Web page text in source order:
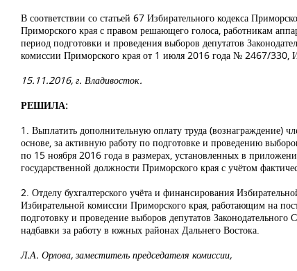
В соответствии со статьей 67 Избирательного кодекса
Приморского края с правом решающего голоса, работникам
период подготовки и проведения выборов депутатов
комиссии Приморского края от 1 июля 2016 года № 2467/330,
15.11.2016, г. Владивосток.
РЕШИЛА:
1. Выплатить дополнительную оплату труда (вознаграждение)
основе, за активную работу по подготовке и проведению
по 15 ноября 2016 года в размерах, установленных в
государственной должности Приморского края с учётом
2. Отделу бухгалтерского учёта и финансирования
Избирательной комиссии Приморского края, работающим на
подготовку и проведение выборов депутатов
надбавки за работу в южных районах Дальнего Востока.
Л.А. Орлова, заместитель председателя комиссии,